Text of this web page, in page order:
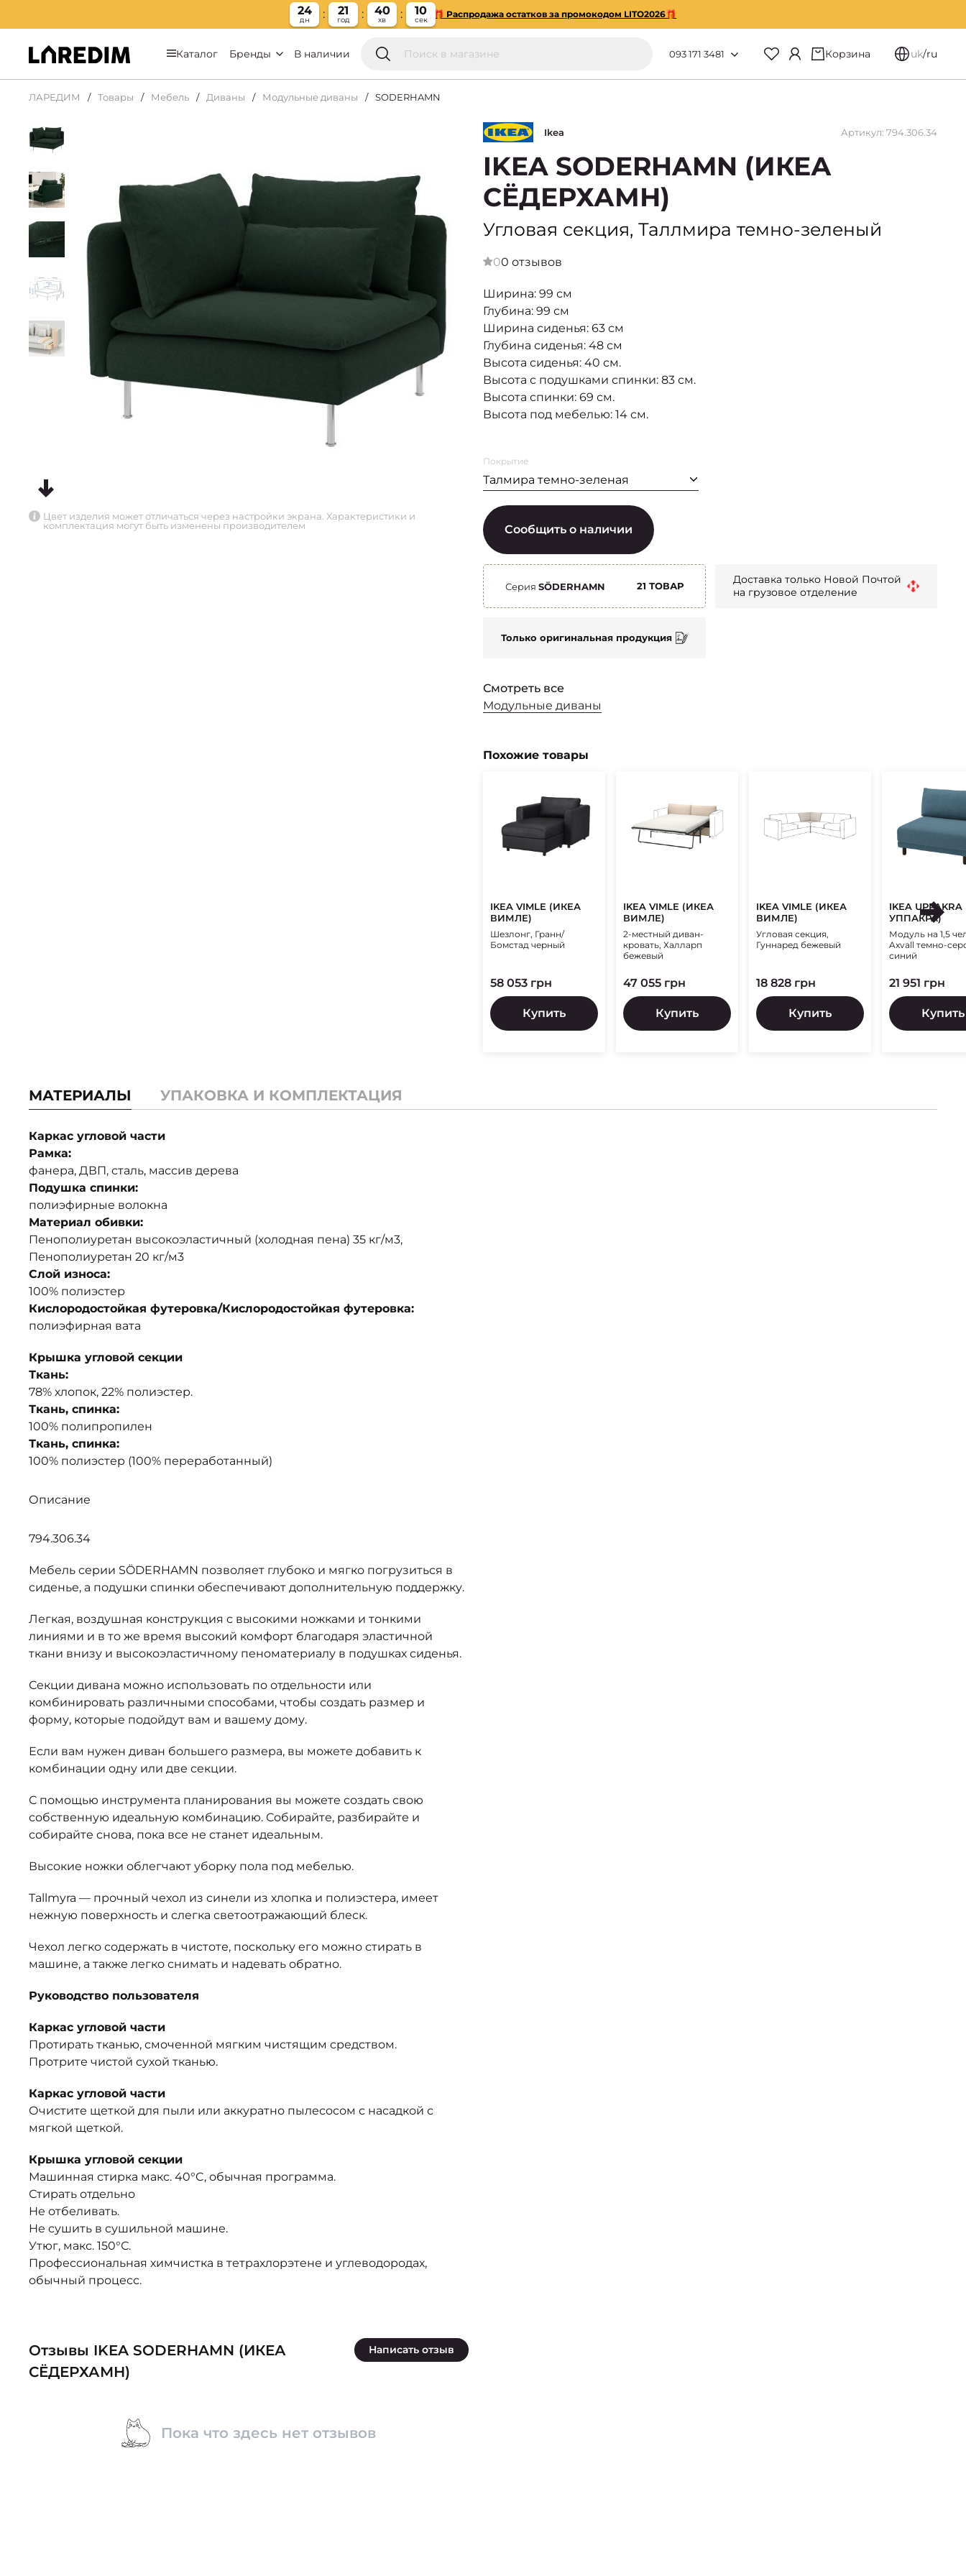
24
дн
21
год
40
хв
09
сек
🎁 Распродажа остатков за промокодом LITO2026🎁
Каталог Бренды В наличии 093 171 3481 Корзина uk/ru
ЛАРЕДИМ Товары Мебель Диваны Модульные диваны SODERHAMN
Цвет изделия может отличаться через настройки экрана. Характеристики и
комплектация могут быть изменены производителем
Ikea Артикул: 794.306.34
IKEA SODERHAMN (ИКЕА
СЁДЕРХАМН)
Угловая секция, Таллмира темно-зеленый
00 отзывов
Ширина: 99 см
Глубина: 99 см
Ширина сиденья: 63 см
Глубина сиденья: 48 см
Высота сиденья: 40 см.
Высота с подушками спинки: 83 см.
Высота спинки: 69 см.
Высота под мебелью: 14 см.
Покрытие
Талмира темно-зеленая
Сообщить о наличии
Серия SÖDERHAMN 21 ТОВАР
Доставка только Новой Почтой
на грузовое отделение
Только оригинальная продукция
Смотреть все
Модульные диваны
Похожие товары
IKEA VIMLE (ИКЕА
ВИМЛЕ)
Шезлонг, Гранн/
Бомстад черный
58 053 грн
Купить
IKEA VIMLE (ИКЕА
ВИМЛЕ)
2-местный диван-
кровать, Халларп
бежевый
47 055 грн
Купить
IKEA VIMLE (ИКЕА
ВИМЛЕ)
Угловая секция,
Гуннаред бежевый
18 828 грн
Купить
IKEA
УППАКРА)
Модуль на 1,5
Axvall темно-
синий
21 951 грн
Купить
МАТЕРИАЛЫ УПАКОВКА И КОМПЛЕКТАЦИЯ
Каркас угловой части
Рамка:
фанера, ДВП, сталь, массив дерева
Подушка спинки:
полиэфирные волокна
Материал обивки:
Пенополиуретан высокоэластичный (холодная пена) 35 кг/м3,
Пенополиуретан 20 кг/м3
Слой износа:
100% полиэстер
Кислородостойкая футеровка/Кислородостойкая футеровка:
полиэфирная вата
Крышка угловой секции
Ткань:
78% хлопок, 22% полиэстер.
Ткань, спинка:
100% полипропилен
Ткань, спинка:
100% полиэстер (100% переработанный)
Описание
794.306.34
Мебель серии SÖDERHAMN позволяет глубоко и мягко погрузиться в
сиденье, а подушки спинки обеспечивают дополнительную поддержку.
Легкая, воздушная конструкция с высокими ножками и тонкими
линиями и в то же время высокий комфорт благодаря эластичной
ткани внизу и высокоэластичному пеноматериалу в подушках сиденья.
Секции дивана можно использовать по отдельности или
комбинировать различными способами, чтобы создать размер и
форму, которые подойдут вам и вашему дому.
Если вам нужен диван большего размера, вы можете добавить к
комбинации одну или две секции.
С помощью инструмента планирования вы можете создать свою
собственную идеальную комбинацию. Собирайте, разбирайте и
собирайте снова, пока все не станет идеальным.
Высокие ножки облегчают уборку пола под мебелью.
Tallmyra — прочный чехол из синели из хлопка и полиэстера, имеет
нежную поверхность и слегка светоотражающий блеск.
Чехол легко содержать в чистоте, поскольку его можно стирать в
машине, а также легко снимать и надевать обратно.
Руководство пользователя
Каркас угловой части
Протирать тканью, смоченной мягким чистящим средством.
Протрите чистой сухой тканью.
Каркас угловой части
Очистите щеткой для пыли или аккуратно пылесосом с насадкой с
мягкой щеткой.
Крышка угловой секции
Машинная стирка макс. 40°C, обычная программа.
Стирать отдельно
Не отбеливать.
Не сушить в сушильной машине.
Утюг, макс. 150°С.
Профессиональная химчистка в тетрахлорэтене и углеводородах,
обычный процесс.
Отзывы IKEA SODERHAMN (ИКЕА
СЁДЕРХАМН)
Написать отзыв
Пока что здесь нет отзывов